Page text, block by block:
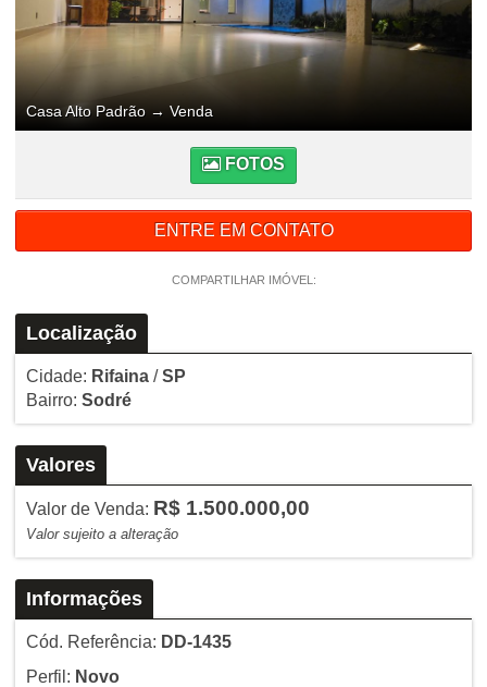
Casa Alto Padrão → Venda
FOTOS
ENTRE EM CONTATO
COMPARTILHAR IMÓVEL:
Localização
Cidade: Rifaina/SP
Bairro: Sodré
Valores
Valor de Venda: R$ 1.500.000,00
Valor sujeito a alteração
Informações
Cód. Referência: DD-1435
Perfil: Novo